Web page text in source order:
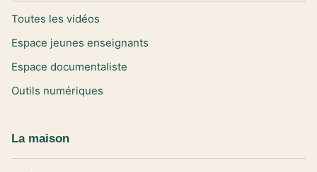
Toutes les vidéos
Espace jeunes enseignants
Espace documentaliste
Outils numériques
La maison